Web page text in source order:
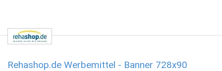
Rehashop.de Werbemittel - Banner 728x90